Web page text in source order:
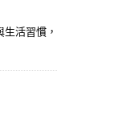
活習慣，